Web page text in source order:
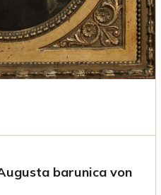
barunica von